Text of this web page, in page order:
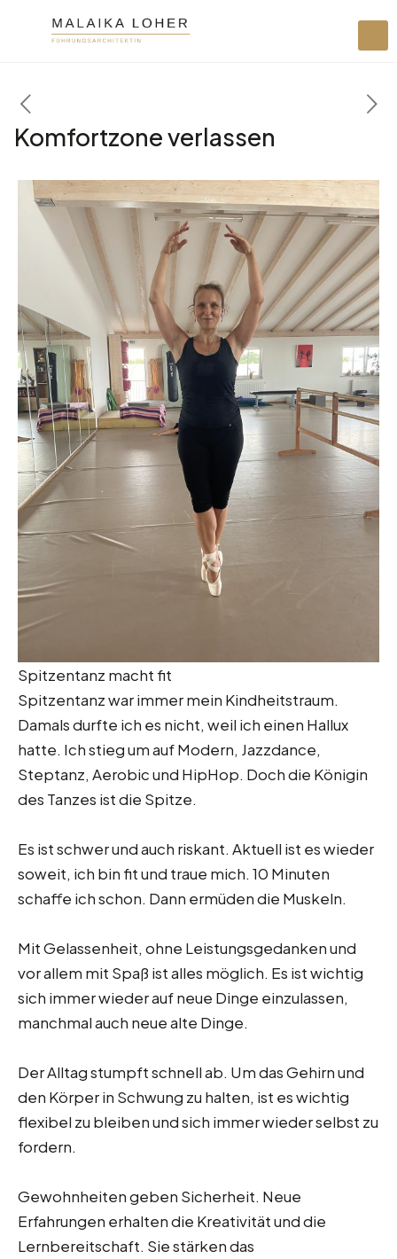
Komfortzone verlassen
Spitzentanz macht fit
Spitzentanz war immer mein Kindheitstraum.
Damals durfte ich es nicht, weil ich einen Hallux
hatte. Ich stieg um auf Modern, Jazzdance,
Steptanz, Aerobic und HipHop. Doch die Königin
des Tanzes ist die Spitze.
Es ist schwer und auch riskant. Aktuell ist es wieder
soweit, ich bin fit und traue mich. 10 Minuten
schaffe ich schon. Dann ermüden die Muskeln.
Mit Gelassenheit, ohne Leistungsgedanken und
vor allem mit Spaß ist alles möglich. Es ist wichtig
sich immer wieder auf neue Dinge einzulassen,
manchmal auch neue alte Dinge.
Der Alltag stumpft schnell ab. Um das Gehirn und
den Körper in Schwung zu halten, ist es wichtig
flexibel zu bleiben und sich immer wieder selbst zu
fordern.
Gewohnheiten geben Sicherheit. Neue
Erfahrungen erhalten die Kreativität und die
Lernbereitschaft. Sie stärken das